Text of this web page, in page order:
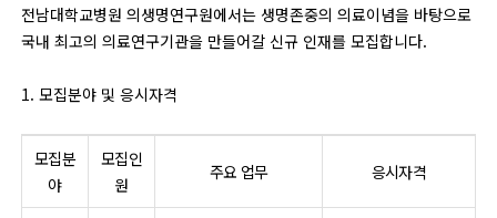
전남대학교병원 의생명연구원에서는 생명존중의 의료이념을 바탕으로
국내 최고의 의료연구기관을 만들어갈 신규 인재를 모집합니다.
1. 모집분야 및 응시자격
모집분
야
모집인
원
주요 업무 응시자격